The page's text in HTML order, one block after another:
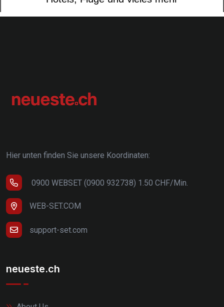
Hier unten finden Sie unsere Koordinaten:
0900 WEBSET (0900 932738) 1.50 CHF/Min.
WEB-SET.COM
support-set.com
neueste.ch